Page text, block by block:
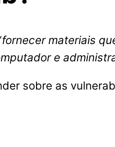
fornecer materiais
e
sobre as